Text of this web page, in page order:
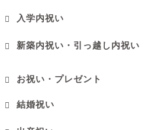
入学内祝い
新築内祝い・引っ越し内祝い
お祝い・プレゼント
結婚祝い